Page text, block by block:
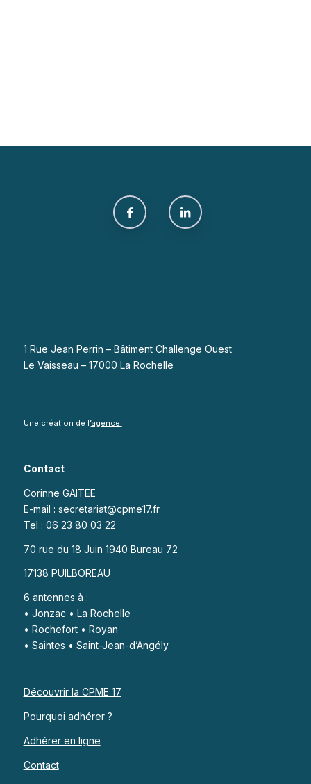
1 Rue Jean Perrin – Bâtiment Challenge Ouest
Le Vaisseau – 17000 La Rochelle
Une création de l’agence
Contact
Corinne GAITEE
E-mail : secretariat@cpme17.fr
Tel : 06 23 80 03 22
70 rue du 18 Juin 1940 Bureau 72
17138 PUILBOREAU
6 antennes à :
• Jonzac • La Rochelle
• Rochefort • Royan
• Saintes • Saint-Jean-d’Angély
Découvrir la CPME 17
Pourquoi adhérer ?
Adhérer en ligne
Contact